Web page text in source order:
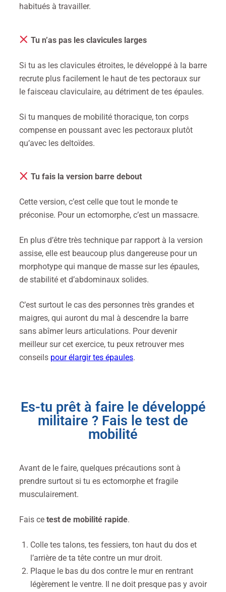
habitués à travailler.
Tu n’as pas les clavicules larges
Si tu as les clavicules étroites, le développé à la barre
recrute plus facilement le haut de tes pectoraux sur
le faisceau claviculaire, au détriment de tes épaules.
Si tu manques de mobilité thoracique, ton corps
compense en poussant avec les pectoraux plutôt
qu’avec les deltoïdes.
Tu fais la version barre debout
Cette version, c’est celle que tout le monde te
préconise. Pour un ectomorphe, c’est un massacre.
En plus d’être très technique par rapport à la version
assise, elle est beaucoup plus dangereuse pour un
morphotype qui manque de masse sur les épaules,
de stabilité et d’abdominaux solides.
C’est surtout le cas des personnes très grandes et
maigres, qui auront du mal à descendre la barre
sans abîmer leurs articulations. Pour devenir
meilleur sur cet exercice, tu peux retrouver mes
conseils pour élargir tes épaules.
Es-tu prêt à faire le développé
militaire ? Fais le test de
mobilité
Avant de le faire, quelques précautions sont à
prendre surtout si tu es ectomorphe et fragile
musculairement.
Fais ce test de mobilité rapide.
Colle tes talons, tes fessiers, ton haut du dos et
l’arrière de ta tête contre un mur droit.
Plaque le bas du dos contre le mur en rentrant
légèrement le ventre. Il ne doit presque pas y avoir